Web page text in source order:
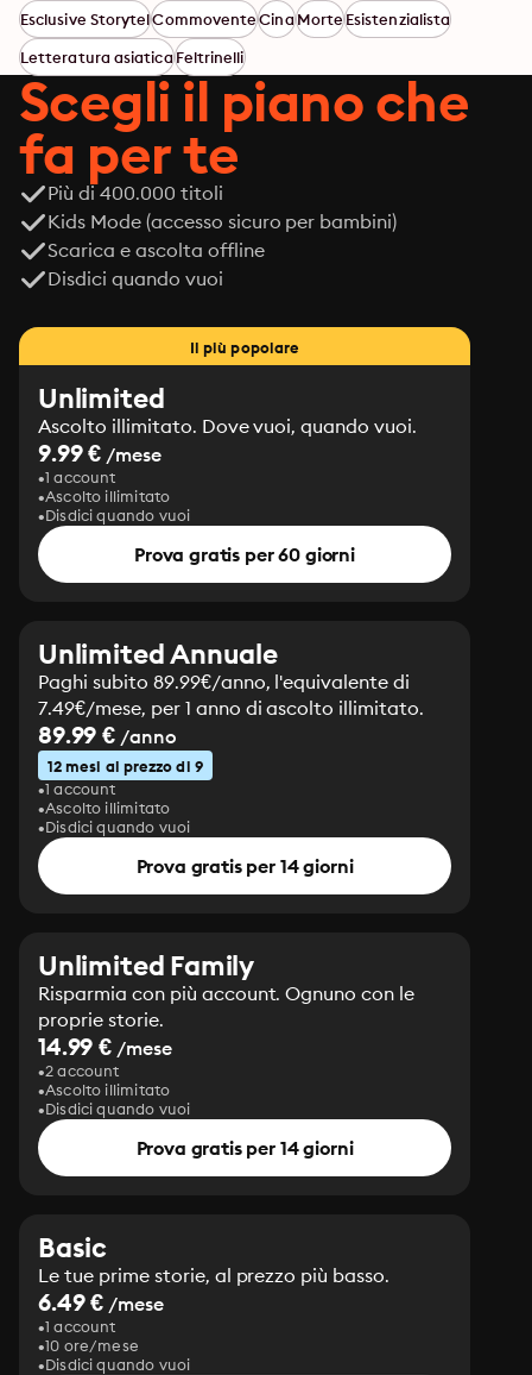
forzate, corruzione, tangenti, feti buttati nel fiume
come rifiuti, miriadi di poveracci che pullulano in
bunker sotterranei come formiche, traffico di organi,
consumismo sfrenato... La morte livella finalmente le
diseguaglianze, svelando l'essenziale, e i cittadini di
questa necropoli soave uscita dalla penna di Yu Hua ci
insegnano tutta la semplicità dell'amore.
Esclusive StorytelCommoventeCinaMorteEsistenzialista
Letteratura asiaticaFeltrinelli
Scegli il piano che
fa per te
Più di 400.000 titoli
Kids Mode (accesso sicuro per bambini)
Scarica e ascolta offline
Disdici quando vuoi
Il più popolare
Unlimited
Ascolto illimitato. Dove vuoi, quando vuoi.
9.99 € /mese
1 account
Ascolto illimitato
Disdici quando vuoi
Prova gratis per 60 giorni
Unlimited Annuale
Paghi subito 89.99€/anno, l'equivalente di
7.49€/mese, per 1 anno di ascolto illimitato.
89.99 € /anno
12 mesi al prezzo di 9
1 account
Ascolto illimitato
Disdici quando vuoi
Prova gratis per 14 giorni
Unlimited Family
Risparmia con più account. Ognuno con le
proprie storie.
14.99 € /mese
2 account
Ascolto illimitato
Disdici quando vuoi
Prova gratis per 14 giorni
Basic
Le tue prime storie, al prezzo più basso.
6.49 € /mese
1 account
10 ore/mese
Disdici quando vuoi